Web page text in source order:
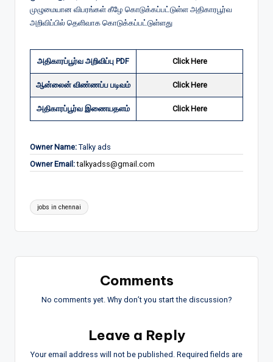
முழுமையான விபரங்கள் கீழே கொடுக்கப்பட்டுள்ள அதிகாரபூர்வ
அறிவிப்பில் தெளிவாக கொடுக்கப்பட்டுள்ளது
அதிகாரப்பூர்வ அறிவிப்பு PDF Click Here
ஆன்லைன் விண்ணப்ப படிவம் Click Here
அதிகாரப்பூர்வ இணையதளம் Click Here
Owner Name: Talky ads
Owner Email: talkyadss@gmail.com
Tags:
jobs in chennai
Comments
No comments yet. Why don’t you start the discussion?
Leave a Reply
Your email address will not be published. Required fields are